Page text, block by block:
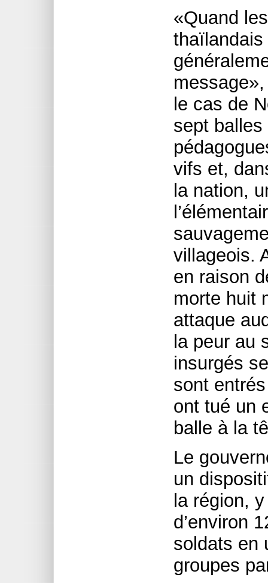
«Quand
le cas de
sept balles
vifs et,
la nation,
villageois.
en raison
morte huit
attaque
la peur au
insurgés
sont
ont tué un
balle à la
Le
un
la région,
d’environ
soldats en
groupes